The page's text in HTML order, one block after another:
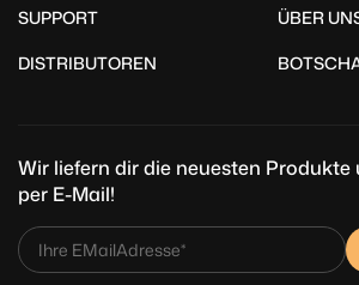
SUPPORT
ÜBER
DISTRIBUTOREN
Wir liefern dir die neuesten Produkte
per E-Mail!